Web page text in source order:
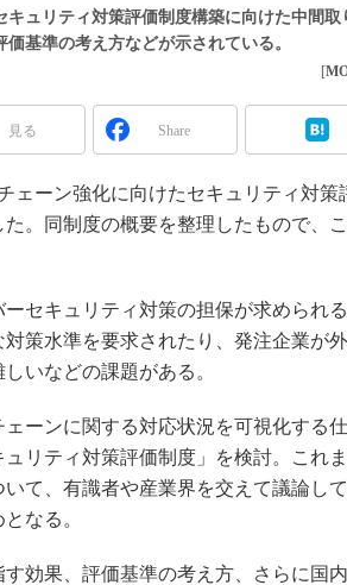
TECHNO-FRONTIER
スマート工場EXPO
EdgeTech+
AUTOMOTIVE WORLD
組み込み画像技術
組み込みモデリング
車載ソフト開発
ISO26262
無償設計ツール
3Dプリンタ
S＆OP
インダストリー4.0
イノベーション
製造業ビッグデータ
メイドインジャパン
植物工場
海外生産
ュリティ対策評価制度構築に向けた中間取
基準の考え方などが示されている。
[
見る Share
ェーン強化に向けたセキュリティ対策
。同制度の概要を整理したもので、
セキュリティ対策の担保が求められ
策水準を要求されたり、発注企業が
いなどの課題がある。
ーンに関する対応状況を可視化する
リティ対策評価制度」を検討。これ
て、有識者や産業界を交えて議論し
なる。
効果、評価基準の考え方、さらに国